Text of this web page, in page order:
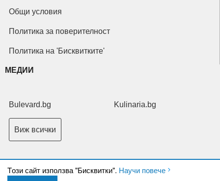
Tози сайт използва "Бисквитки". Научи повече
Общи условия
Политика за поверителност
Политика на 'Бисквитките'
МЕДИИ
Bulevard.bg Kulinaria.bg
Виж всички